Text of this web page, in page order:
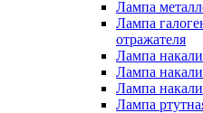
Лампа
Лампа
отражателя
Лампа
Лампа
Лампа
Лампа